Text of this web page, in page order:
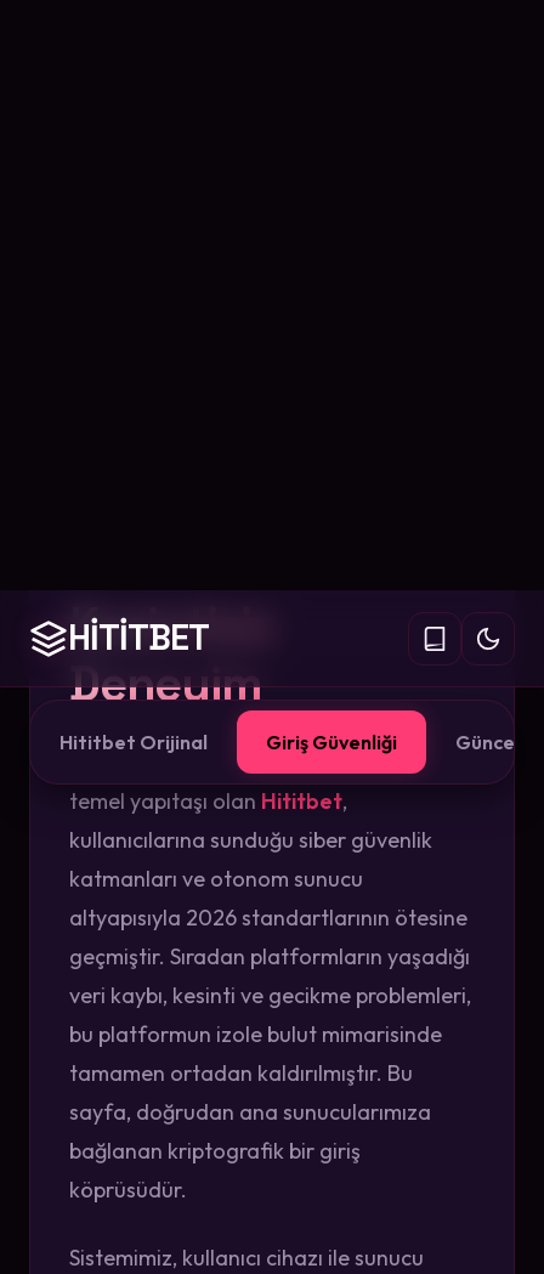
Kesintisiz
Deneyim
Modern dijital veri ve istatistik dünyasının
temel yapıtaşı olan Hititbet,
kullanıcılarına sunduğu siber güvenlik
katmanları ve otonom sunucu
altyapısıyla 2026 standartlarının ötesine
geçmiştir. Sıradan platformların yaşadığı
veri kaybı, kesinti ve gecikme problemleri,
bu platformun izole bulut mimarisinde
tamamen ortadan kaldırılmıştır. Bu
sayfa, doğrudan ana sunucularımıza
bağlanan kriptografik bir giriş
köprüsüdür.
Sistemimiz, kullanıcı cihazı ile sunucu